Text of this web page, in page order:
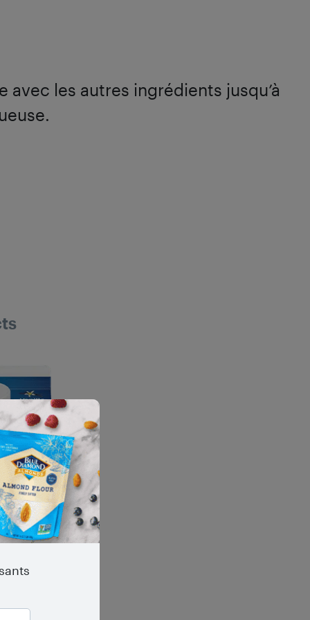
avec les autres ingrédients jusqu’à